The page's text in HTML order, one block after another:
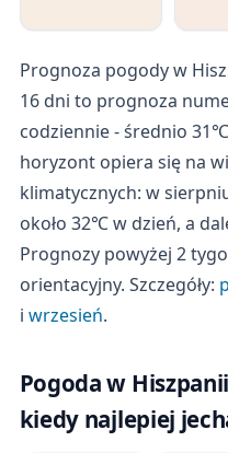
Prognoza pogody w
16 dni to prognoza
codziennie - średnio
horyzont opiera się na
klimatycznych: w
około 32℃ w dzień, a
Prognozy powyżej 2
orientacyjny. Szczegóły:
i wrzesień.
Pogoda w
kiedy najlepiej